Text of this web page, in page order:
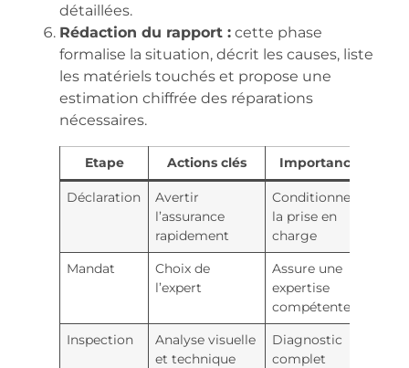
détaillées.
Rédaction du rapport : cette phase
formalise la situation, décrit les causes, liste
les matériels touchés et propose une
estimation chiffrée des réparations
nécessaires.
Etape Actions clés Importance
Déclaration
Avertir
l’assurance
rapidement
Conditionne
la prise en
charge
Mandat
Choix de
l’expert
Assure une
expertise
compétente
Inspection
Analyse visuelle
et technique
Diagnostic
complet